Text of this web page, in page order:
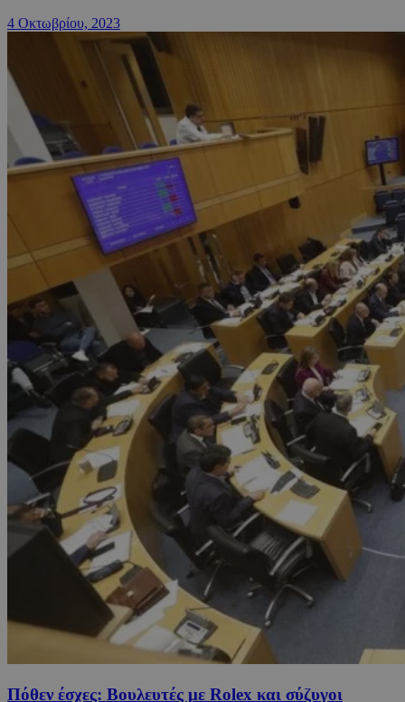
4 Οκτωβρίου, 2023
Πόθεν έσχες: Βουλευτές με Rolex και σύζυγοι